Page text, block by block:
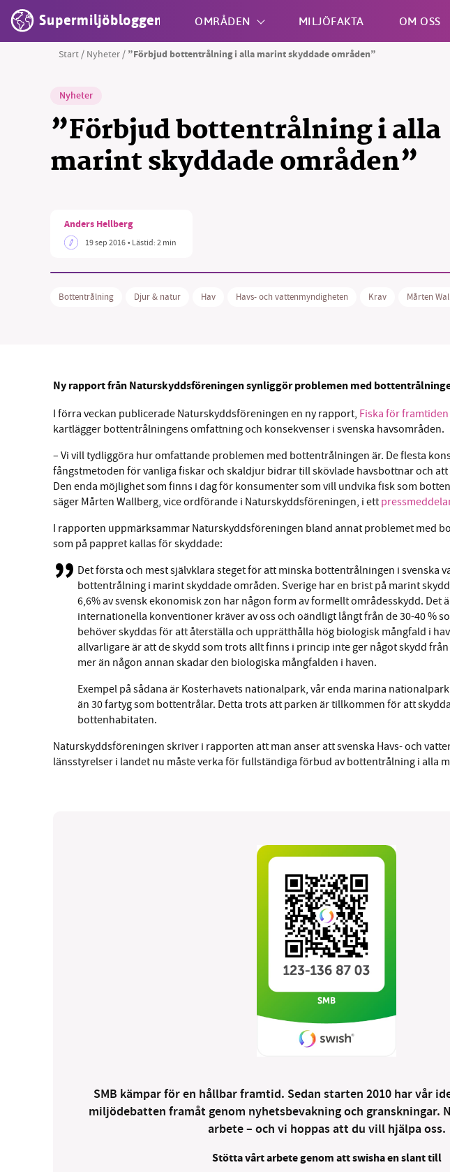
Supermiljöbloggen OMRÅDEN MILJÖFAKTA OM OSS
Start / Nyheter / ”Förbjud bottentrålning i alla marint skyddade områden”
Nyheter
”Förbjud bottentrålning i alla
marint skyddade områden”
Anders Hellberg
19 sep 2016• Lästid:2 min
Bottentrålning Djur & natur Hav Havs- och vattenmyndigheten Krav Mårten
Ny rapport från Naturskyddsföreningen synliggör problemen med
I förra veckan publicerade Naturskyddsföreningen en ny rapport, Fiska för framtiden
kartlägger bottentrålningens omfattning och konsekvenser i svenska havsområden.
– Vi vill tydliggöra hur omfattande problemen med bottentrålningen är. De flesta
fångstmetoden för vanliga fiskar och skaldjur bidrar till skövlade havsbottnar och
Den enda möjlighet som finns i dag för konsumenter som vill undvika fisk som
säger Mårten Wallberg, vice ordförande i Naturskyddsföreningen, i ett
I rapporten uppmärksammar Naturskyddsföreningen bland annat problemet med
som på pappret kallas för skyddade:
Det första och mest självklara steget för att minska bottentrålningen i svenska
bottentrålning i marint skyddade områden. Sverige har en brist på marint
6,6% av svensk ekonomisk zon har någon form av formellt områdesskydd. Det
internationella konventioner kräver av oss och oändligt långt från de 30-40 %
behöver skyddas för att återställa och upprätthålla hög biologisk mångfald i
allvarligare är att de skydd som trots allt finns i princip inte ger något skydd
mer än någon annan skadar den biologiska mångfalden i haven.
Exempel på sådana är Kosterhavets nationalpark, vår enda marina
än 30 fartyg som bottentrålar. Detta trots att parken är tillkommen för att
bottenhabitaten.
Naturskyddsföreningen skriver i rapporten att man anser att svenska Havs- och
länsstyrelser i landet nu måste verka för fullständiga förbud av bottentrålning i alla
SMB kämpar för en hållbar framtid. Sedan starten 2010 har vår
miljödebatten framåt genom nyhetsbevakning och granskningar.
arbete – och vi hoppas att du vill hjälpa oss.
Stötta vårt arbete genom att swisha en slant till
SMB kämpar för en
ideella redaktion
nyhetsbevakning och
och vi
Stötta vårt arbete